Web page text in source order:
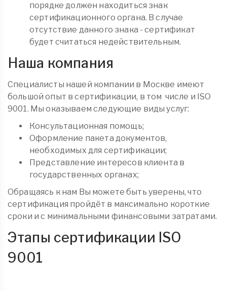
порядке должен находиться знак
сертификационного органа. В случае
отсутствие данного знака - сертификат
будет считаться недействительным.
Наша компания
Специалисты нашей компании в Москве имеют
большой опыт в сертификации, в том числе и ISO
9001. Мы оказываем следующие виды услуг:
Консультационная помощь;
Оформление пакета документов,
необходимых для сертификации;
Представление интересов клиента в
государственных органах;
Обращаясь к нам Вы можете быть уверены, что
сертификация пройдёт в максимально короткие
сроки и с минимальными финансовыми затратами.
Этапы сертификации ISO
9001